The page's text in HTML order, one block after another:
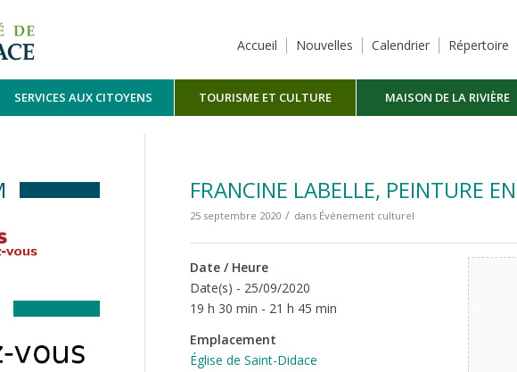
Accueil Nouvelles Calendrier Répertoire
SERVICES AUX CITOYENS TOURISME ET CULTURE MAISON DE LA RIVIÈRE
FRANCINE LABELLE, PEINTURE
25 septembre 2020 / dans Événement culturel
Date / Heure
Date(s) - 25/09/2020
19 h 30 min - 21 h 45 min
Emplacement
Église de Saint-Didace